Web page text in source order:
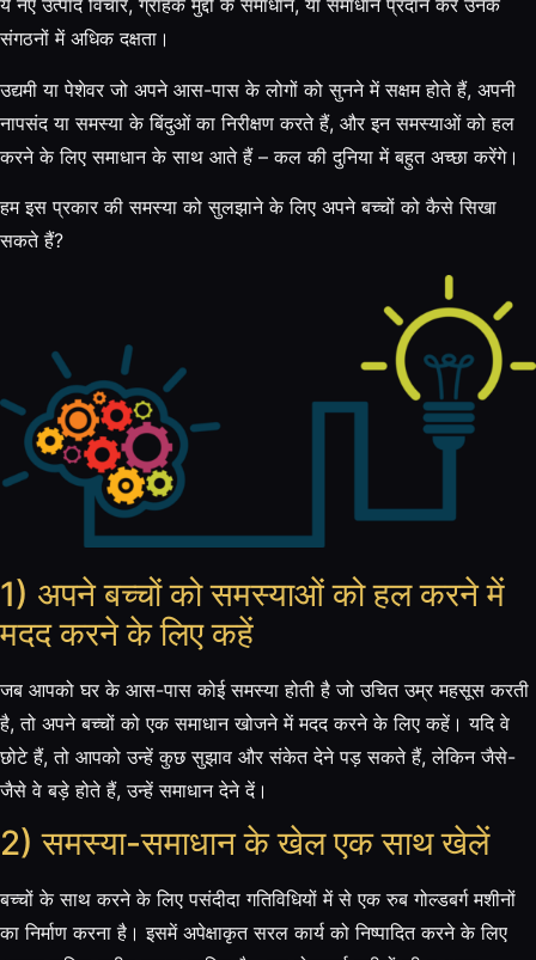
ये नए उत्पाद विचार, ग्राहक मुद्दों के समाधान, या समाधान प्रदान करें उनके
संगठनों में अधिक दक्षता।
उद्यमी या पेशेवर जो अपने आस-पास के लोगों को सुनने में सक्षम होते हैं, अपनी
नापसंद या समस्या के बिंदुओं का निरीक्षण करते हैं, और इन समस्याओं को हल
करने के लिए समाधान के साथ आते हैं – कल की दुनिया में बहुत अच्छा करेंगे।
हम इस प्रकार की समस्या को सुलझाने के लिए अपने बच्चों को कैसे सिखा
सकते हैं?
1) अपने बच्चों को समस्याओं को हल करने में
मदद करने के लिए कहें
जब आपको घर के आस-पास कोई समस्या होती है जो उचित उम्र महसूस करती
है, तो अपने बच्चों को एक समाधान खोजने में मदद करने के लिए कहें। यदि वे
छोटे हैं, तो आपको उन्हें कुछ सुझाव और संकेत देने पड़ सकते हैं, लेकिन जैसे-
जैसे वे बड़े होते हैं, उन्हें समाधान देने दें।
2) समस्या-समाधान के खेल एक साथ खेलें
बच्चों के साथ करने के लिए पसंदीदा गतिविधियों में से एक रुब गोल्डबर्ग मशीनों
का निर्माण करना है। इसमें अपेक्षाकृत सरल कार्य को निष्पादित करने के लिए